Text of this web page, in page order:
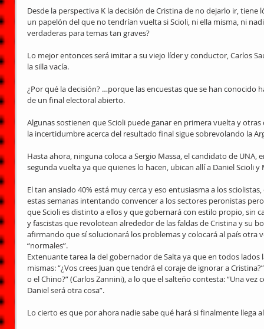
Desde la perspectiva K la decisión de Cristina de no dejarlo ir, tiene
un papelón del que no tendrían vuelta si Scioli, ni ella misma, ni
verdaderas para temas tan graves?
Lo mejor entonces será imitar a su viejo líder y conductor, Carlos
la silla vacía.
¿Por qué la decisión? …porque las encuestas que se han conocido
de un final electoral abierto.
Algunas sostienen que Scioli puede ganar en primera vuelta y
la incertidumbre acerca del resultado final sigue sobrevolando la
Hasta ahora, ninguna coloca a Sergio Massa, el candidato de UNA,
segunda vuelta ya que quienes lo hacen, ubican allí a Daniel Scioli
El tan ansiado 40% está muy cerca y eso entusiasma a los
estas semanas intentando convencer a los sectores peronistas
que Scioli es distinto a ellos y que gobernará con estilo propio, sin
y fascistas que revolotean alrededor de las faldas de Cristina y su
afirmando que sí solucionará los problemas y colocará al país otra
“normales”.
Extenuante tarea la del gobernador de Salta ya que en todos
mismas: “¿Vos crees Juan que tendrá el coraje de ignorar a
o el Chino?” (Carlos Zannini), a lo que el salteño contesta: “Una
Daniel será otra cosa”.
Lo cierto es que por ahora nadie sabe qué hará si finalmente llega